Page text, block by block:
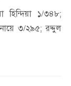
হিন্দিয়া ১/৩৪৮;
৩/২৯৫; রদ্দুল